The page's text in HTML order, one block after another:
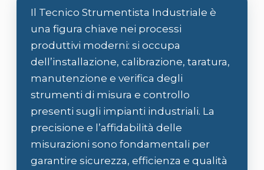
Il Tecnico Strumentista Industriale è
una figura chiave nei processi
produttivi moderni: si occupa
dell’installazione, calibrazione, taratura,
manutenzione e verifica degli
strumenti di misura e controllo
presenti sugli impianti industriali. La
precisione e l’affidabilità delle
misurazioni sono fondamentali per
garantire sicurezza, efficienza e qualità